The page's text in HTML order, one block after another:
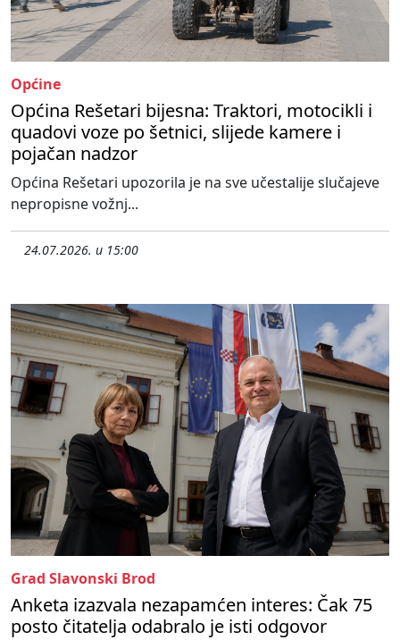
Općine
Općina Rešetari bijesna: Traktori, motocikli i
quadovi voze po šetnici, slijede kamere i
pojačan nadzor
Općina Rešetari upozorila je na sve učestalije slučajeve
nepropisne vožnj...
24.07.2026. u 15:00
Grad Slavonski Brod
Anketa izazvala nezapamćen interes: Čak 75
posto čitatelja odabralo je isti odgovor